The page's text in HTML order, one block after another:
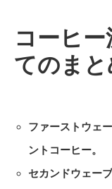
コーヒ
てのまと
ファーストウェ
ントコーヒー。
セカンドウェー